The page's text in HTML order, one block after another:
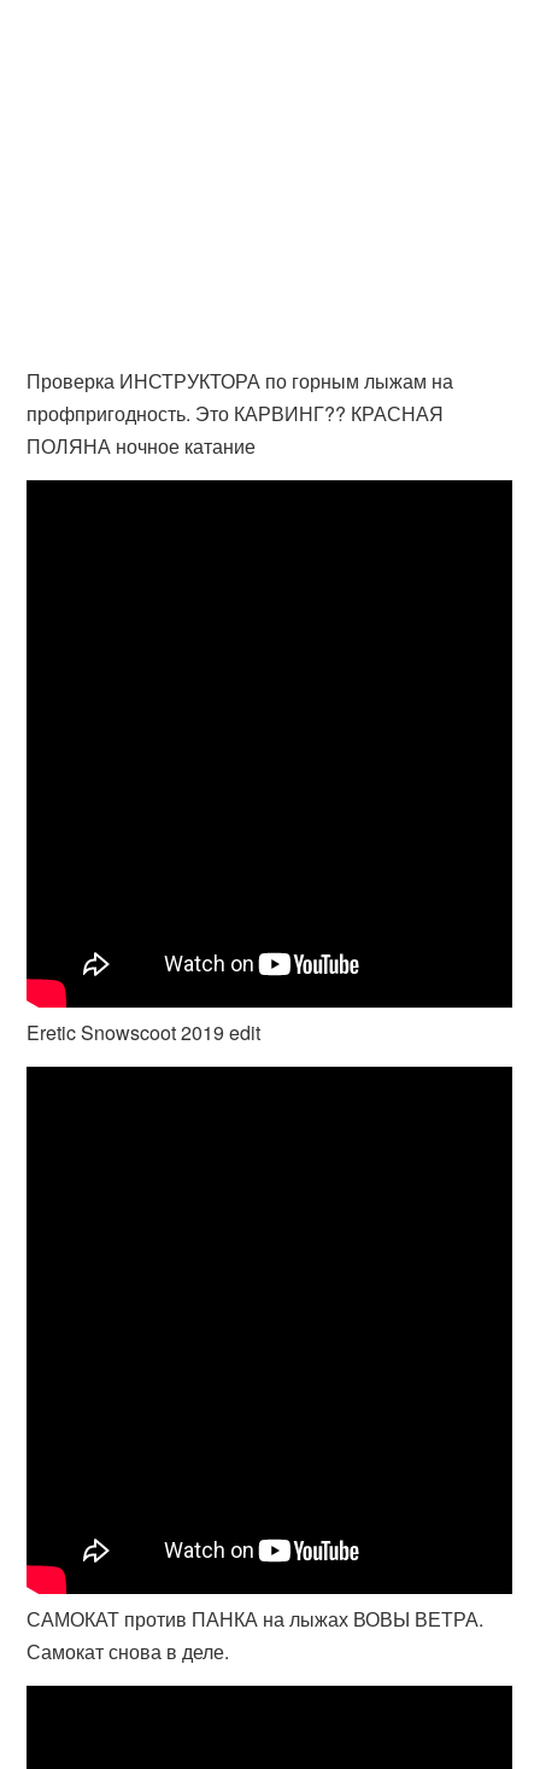
Проверка ИНСТРУКТОРА по горным лыжам на
профпригодность. Это КАРВИНГ?? КРАСНАЯ
ПОЛЯНА ночное катание
Eretic Snowscoot 2019 edit
САМОКАТ против ПАНКА на лыжах ВОВЫ ВЕТРА.
Самокат снова в деле.